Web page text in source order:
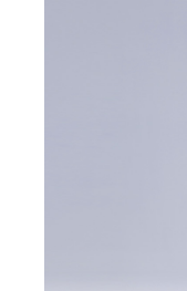
時審查核予不同之上限額
５．嚴禁一人註冊多個帳
恩沛科技股份有限公司將